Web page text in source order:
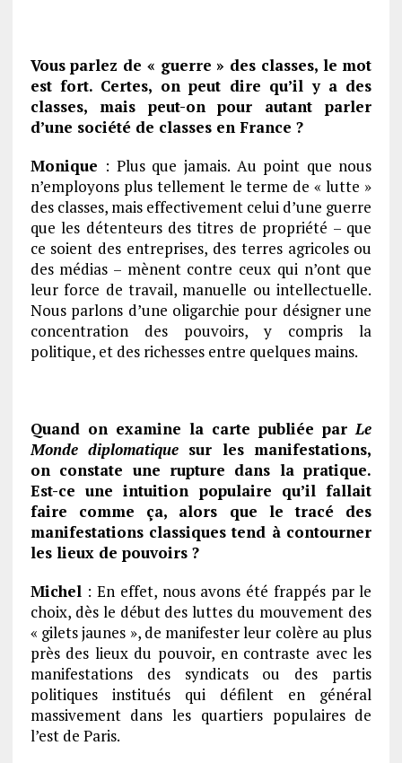
Vous parlez de « guerre » des classes, le mot
est fort. Certes, on peut dire qu’il y a des
classes, mais peut-on pour autant parler
d’une société de classes en France ?
Monique : Plus que jamais. Au point que nous
n’employons plus tellement le terme de « lutte »
des classes, mais effectivement celui d’une guerre
que les détenteurs des titres de propriété – que
ce soient des entreprises, des terres agricoles ou
des médias – mènent contre ceux qui n’ont que
leur force de travail, manuelle ou intellectuelle.
Nous parlons d’une oligarchie pour désigner une
concentration des pouvoirs, y compris la
politique, et des richesses entre quelques mains.
Quand on examine la carte publiée parLe
Monde diplomatique sur les manifestations,
on constate une rupture dans la pratique.
Est-ce une intuition populaire qu’il fallait
faire comme ça, alors que le tracé des
manifestations classiques tend à contourner
les lieux de pouvoirs ?
Michel : En effet, nous avons été frappés par le
choix, dès le début des luttes du mouvement des
« gilets jaunes », de manifester leur colère au plus
près des lieux du pouvoir, en contraste avec les
manifestations des syndicats ou des partis
politiques institués qui défilent en général
massivement dans les quartiers populaires de
l’est de Paris.